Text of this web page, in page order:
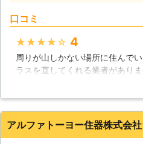
ガラ
社は全
こと
特徴
スが
て危
のよう
い。
ちにお
に駆け
ガラ
時に
しまう
口コミ
★★★★★ 4
周りが山しかない場所に住んで
ラスを直してくれる業者があり
番で探していると、私の地域で
格も安いのでおすすめです！
石川県 七尾市 2016年12月12日
アルファトーヨー住器株式会社